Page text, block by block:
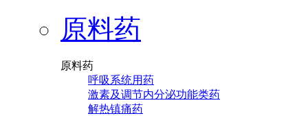
原料药
原料药
呼吸系统用药
激素及调节内分泌功能类药
解热镇痛药